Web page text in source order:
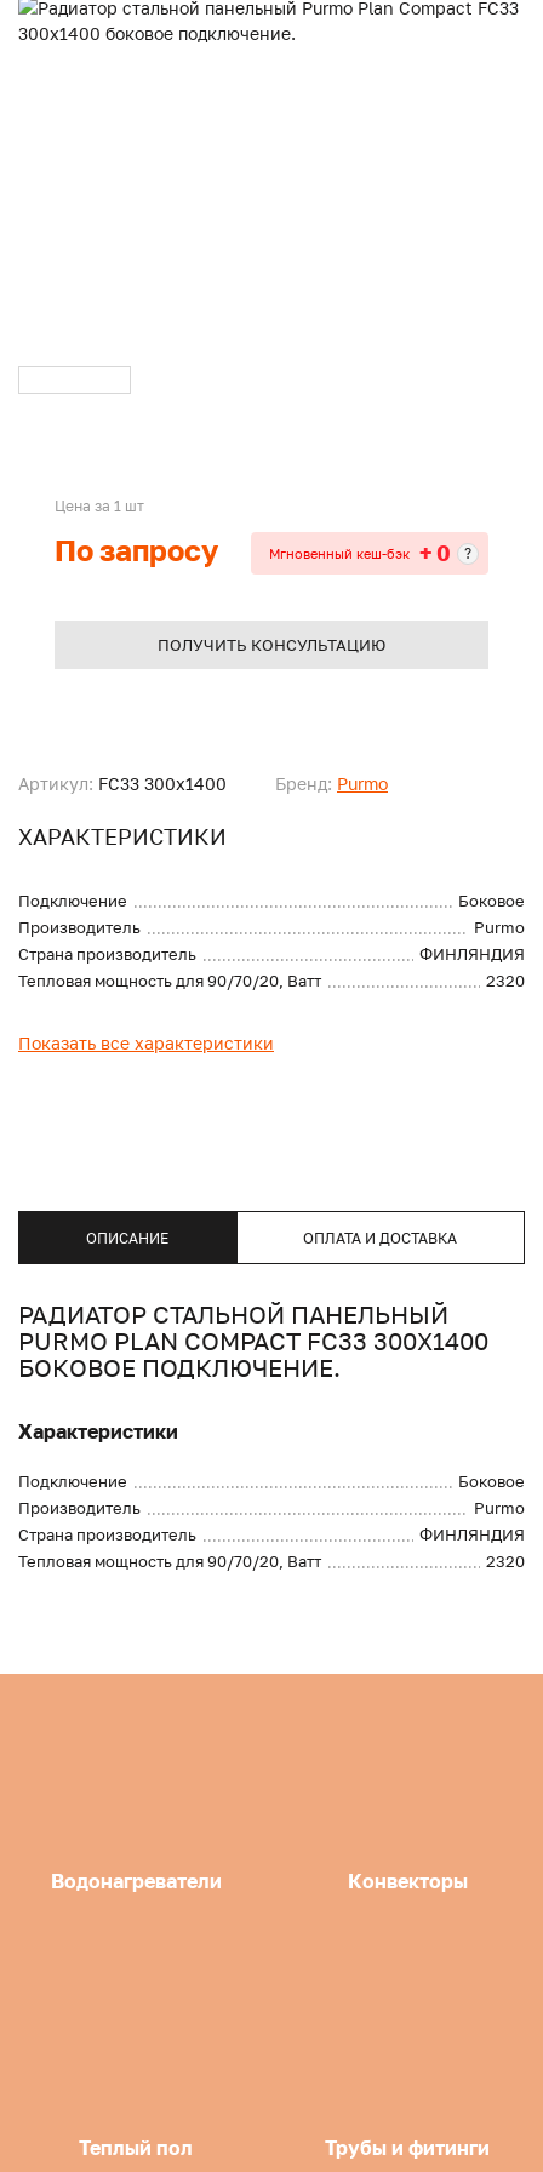
Артикул: FC33 300x1400 Бренд: Purmo
ХАРАКТЕРИСТИКИ
Подключение
Боковое
Производитель
Purmo
Страна производитель
ФИНЛЯНДИЯ
Тепловая мощность для 90/70/20, Ватт
2320
Показать все характеристики
Цена за 1 шт
По запросу Мгновенный кеш-бэк + 0 ?
ПОЛУЧИТЬ КОНСУЛЬТАЦИЮ
ОПИСАНИЕ ОПЛАТА И ДОСТАВКА
РАДИАТОР СТАЛЬНОЙ ПАНЕЛЬНЫЙ
PURMO PLAN COMPACT FC33 300X1400
БОКОВОЕ ПОДКЛЮЧЕНИЕ.
Характеристики
Подключение
Боковое
Производитель
Purmo
Страна производитель
ФИНЛЯНДИЯ
Тепловая мощность для 90/70/20, Ватт
2320
Водонагреватели Конвекторы
Теплый пол Трубы и фитинги